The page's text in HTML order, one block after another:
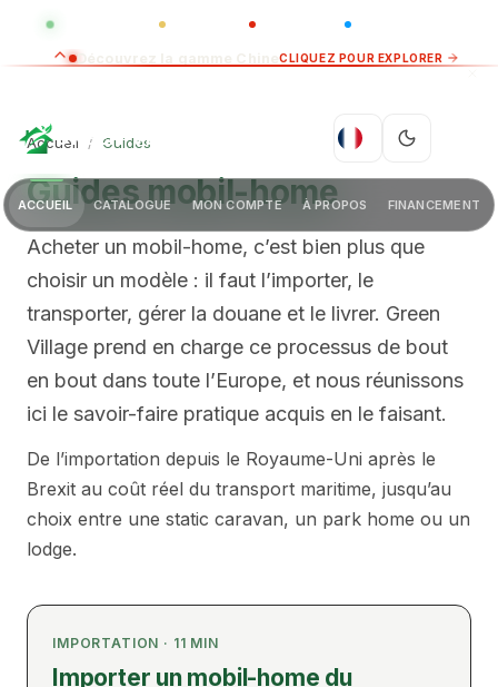
GLOBAL CHINA
GREEN VILLAGE FR
ACCUEIL CATALOGUE MON COMPTE À PROPOS FINANCEMENT
Accueil / Guides
Guides mobil-home
Acheter un mobil-home, c’est bien plus que
choisir un modèle : il faut l’importer, le
transporter, gérer la douane et le livrer. Green
Village prend en charge ce processus de bout
en bout dans toute l’Europe, et nous réunissons
ici le savoir-faire pratique acquis en le faisant.
De l’importation depuis le Royaume-Uni après le
Brexit au coût réel du transport maritime, jusqu’au
choix entre une static caravan, un park home ou un
lodge.
IMPORTATION · 11 MIN
Importer un mobil-home du
Découvrez la gamme Chine CLIQUEZ POUR EXPLORER